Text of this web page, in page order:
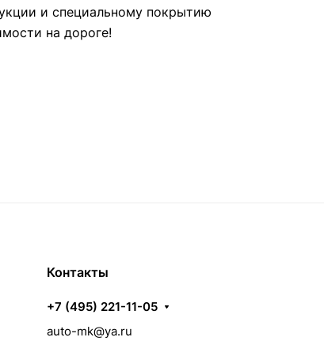
и специальному покрытию
на дороге!
Контакты
+7 (495) 221-11-05
auto-mk@ya.ru